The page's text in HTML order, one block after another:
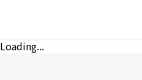
Loading...